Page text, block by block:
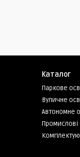
Каталог
Паркове
Вуличне
Автономне
Промислові